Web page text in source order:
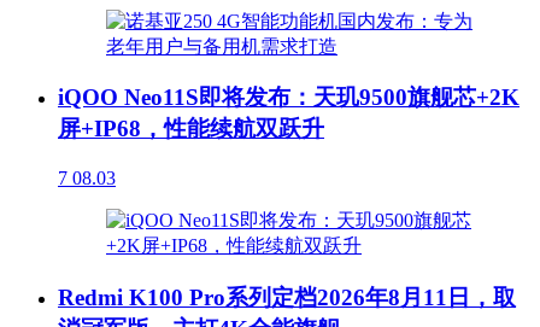
iQOO Neo11S即将发布：天玑9500旗舰芯+2K
屏+IP68，性能续航双跃升
7 08.03
Redmi K100 Pro系列定档2026年8月11日，取